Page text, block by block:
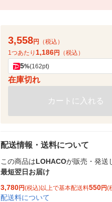
3,558円
（税込）
1つあたり 1,186円 （税込）
5%(162pt)
在庫切れ
カートに入れる
配送情報・送料について
この商品はLOHACOが販売・発送
最短翌日お届け
3,780円(税込)以上で基本配送料550円(
配送料について